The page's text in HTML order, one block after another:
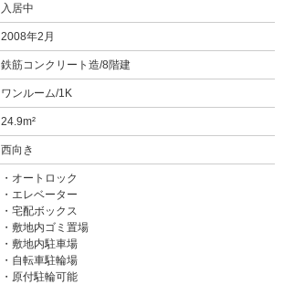
入居中
2008年2月
鉄筋コンクリート造/8階建
ワンルーム/1K
24.9m²
西向き
オートロック
エレベーター
宅配ボックス
敷地内ゴミ置場
敷地内駐車場
自転車駐輪場
原付駐輪可能